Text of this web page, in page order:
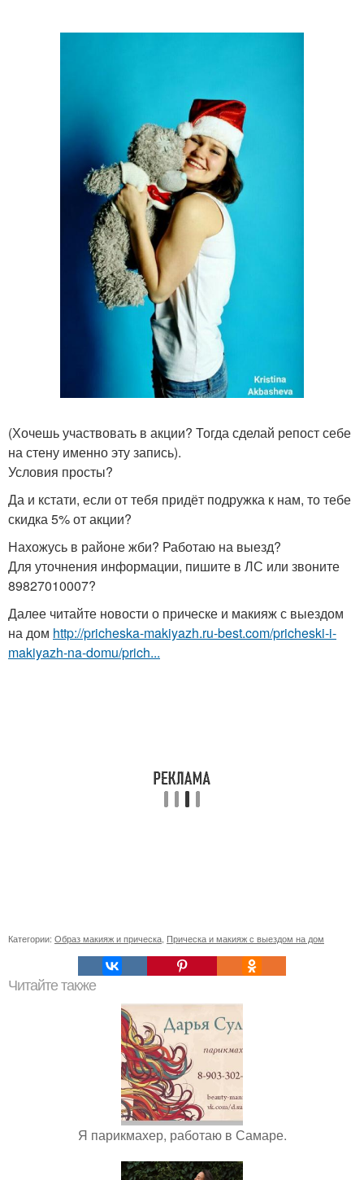
(Хочешь участвовать в акции? Тогда сделай репост себе
на стену именно эту запись).
Условия просты?
Да и кстати, если от тебя придёт подружка к нам, то тебе
скидка 5% от акции?
Нахожусь в районе жби? Работаю на выезд?
Для уточнения информации, пишите в ЛС или звоните
89827010007?
Далее читайте новости о прическе и макияж с выездом
на дом http://pricheska-makiyazh.ru-best.com/pricheski-i-
makiyazh-na-domu/prich...
Категории: Образ макияж и прическа, Прическа и макияж с выездом на дом
Читайте также
Я парикмахер, работаю в Самаре.